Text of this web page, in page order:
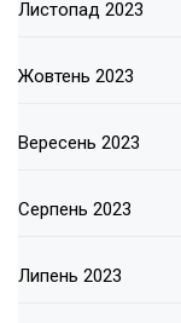
Листопад 2023
Жовтень 2023
Вересень 2023
Серпень 2023
Липень 2023